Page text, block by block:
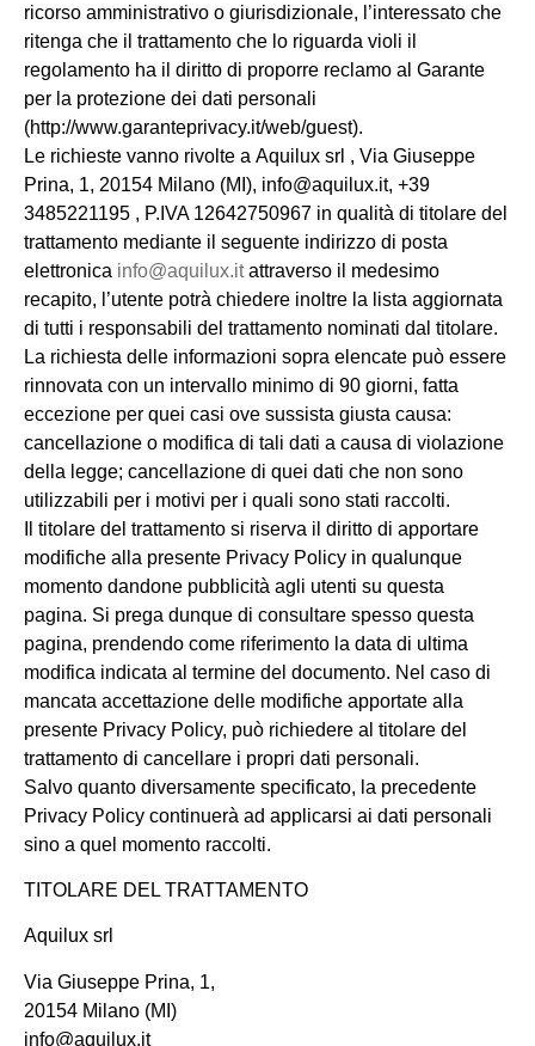
ricorso amministrativo o giurisdizionale, l’interessato che
ritenga che il trattamento che lo riguarda violi il
regolamento ha il diritto di proporre reclamo al Garante
per la protezione dei dati personali
(http://www.garanteprivacy.it/web/guest).
Le richieste vanno rivolte a Aquilux srl , Via Giuseppe
Prina, 1, 20154 Milano (MI), info@aquilux.it, +39
3485221195 , P.IVA 12642750967 in qualità di titolare del
trattamento mediante il seguente indirizzo di posta
elettronica info@aquilux.itattraverso il medesimo
recapito, l’utente potrà chiedere inoltre la lista aggiornata
di tutti i responsabili del trattamento nominati dal titolare.
La richiesta delle informazioni sopra elencate può essere
rinnovata con un intervallo minimo di 90 giorni, fatta
eccezione per quei casi ove sussista giusta causa:
cancellazione o modifica di tali dati a causa di violazione
della legge; cancellazione di quei dati che non sono
utilizzabili per i motivi per i quali sono stati raccolti.
Il titolare del trattamento si riserva il diritto di apportare
modifiche alla presente Privacy Policy in qualunque
momento dandone pubblicità agli utenti su questa
pagina. Si prega dunque di consultare spesso questa
pagina, prendendo come riferimento la data di ultima
modifica indicata al termine del documento. Nel caso di
mancata accettazione delle modifiche apportate alla
presente Privacy Policy, può richiedere al titolare del
trattamento di cancellare i propri dati personali.
Salvo quanto diversamente specificato, la precedente
Privacy Policy continuerà ad applicarsi ai dati personali
sino a quel momento raccolti.
TITOLARE DEL TRATTAMENTO
Aquilux srl
Via Giuseppe Prina, 1,
20154 Milano (MI)
info@aquilux.it